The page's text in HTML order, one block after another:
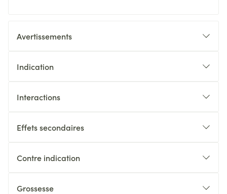
Avertissements
Indication
Interactions
Effets secondaires
Contre indication
Grossesse